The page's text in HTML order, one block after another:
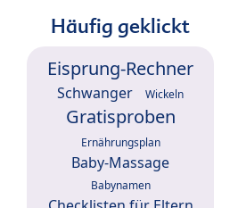
Häufig geklickt
Eisprung-Rechner
Schwanger Wickeln
Gratisproben
Ernährungsplan
Baby-Massage
Babynamen